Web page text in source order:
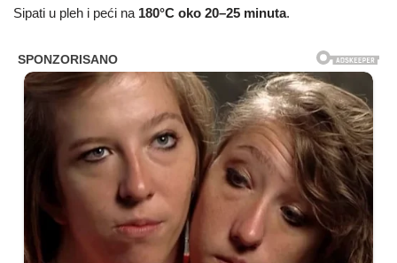
Sipati u pleh i peći na 180°C oko 20–25 minuta.